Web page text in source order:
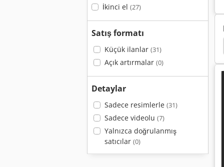
İkinci el (27)
Satış formatı
Küçük ilanlar (31)
Açık artırmalar (0)
Detaylar
Sadece resimlerle (31)
Sadece videolu (7)
Yalnızca doğrulanmış
satıcılar (0)
Mikser Merhem Mikser